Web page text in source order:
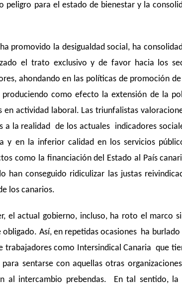
peligro para el estado de bienestar y la
promovido la desigualdad social, ha
el trato exclusivo y de favor hacia los
ahondando en las políticas de promoción
como efecto la extensión de la
actividad laboral. Las triunfalistas
a la realidad de los actuales indicadores
y en la inferior calidad en los servicios
como la financiación del Estado al País
han conseguido ridiculizar las justas
los canarios.
el actual gobierno, incluso, ha roto el marco
Así, en repetidas ocasiones ha burlado
trabajadores como Intersindical Canaria que
sentarse con aquellas otras
al intercambio prebendas. En tal sentido, la